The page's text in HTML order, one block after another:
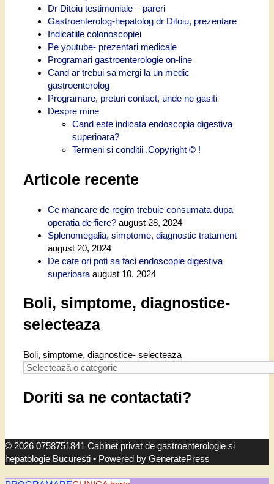
Dr Ditoiu testimoniale – pareri
Gastroenterolog-hepatolog dr Ditoiu, prezentare
Indicatiile colonoscopiei
Pe youtube- prezentari medicale
Programari gastroenterologie on-line
Cand ar trebui sa mergi la un medic
gastroenterolog
Programare, preturi contact, unde ne gasiti
Despre mine
Cand este indicata endoscopia digestiva
superioara?
Termeni si conditii .Copyright © !
Articole recente
Ce mancare de regim trebuie consumata dupa
operatia de fiere? august 28, 2024
Splenomegalia, simptome, diagnostic tratament
august 20, 2024
De cate ori poti sa faci endoscopie digestiva
superioara august 10, 2024
Boli, simptome, diagnostice-
selecteaza
Boli, simptome, diagnostice- selecteaza
Doriti sa ne contactati?
© 2026 0758751841 Cabinet privat de gastroenterologie si
hepatologie Bucuresti • Powered by GeneratePress